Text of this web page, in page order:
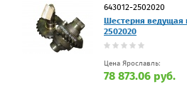
643012-2502020
Шестерня ведущая
2502020
Цена Ярославль:
78 873.06 руб.